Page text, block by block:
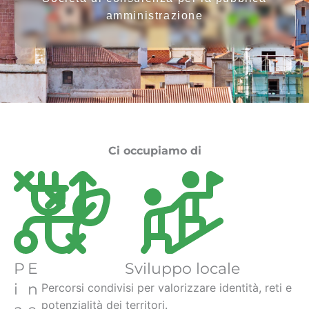
amministrazione
Ci occupiamo di
P
i
E
n
Sviluppo locale
Percorsi condivisi per valorizzare identità, reti e
potenzialità dei territori.